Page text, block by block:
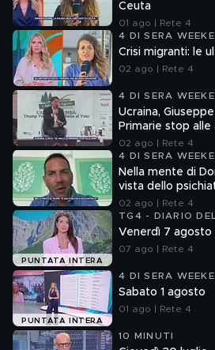
Ceuta
01 ago | Rete 4
4 DI SERA
Crisi migranti: le
02 ago | Rete 4
4 DI SERA
Ucraina,
Primarie stop alle
02 ago | Rete 4
4 DI SERA
Nella mente di
vista dello
Mendolicchio
02 ago | Rete 4
PUNTATA INTERA
TG4 - DIARIO
Venerdì 7 agosto
07 ago | Rete 4
PUNTATA INTERA
4 DI SERA
Sabato 1 agosto
01 ago | Rete 4
10 MINUTI